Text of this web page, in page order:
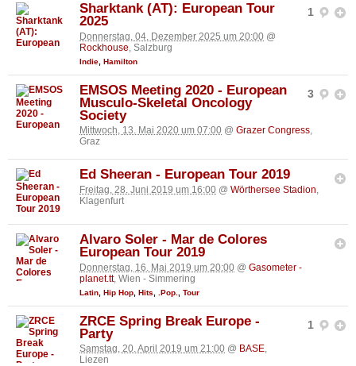
1
Sharktank (AT): European Tour
2025
Donnerstag, 04. Dezember 2025 um 20:00 @
Rockhouse, Salzburg
Indie Hamilton
3
EMSOS Meeting 2020 - European
Musculo-Skeletal Oncology
Society
Mittwoch, 13. Mai 2020 um 07:00 @ Grazer Congress,
Graz
Ed Sheeran - European Tour 2019
Freitag, 28. Juni 2019 um 16:00 @ Wörthersee Stadion
Klagenfurt
Alvaro Soler - Mar de Colores
European Tour 2019
Donnerstag, 16. Mai 2019 um 20:00 @ Gasometer -
planet.tt, Wien - Simmering
Latin Hip Hop Hits .Pop. Tour
1
ZRCE Spring Break Europe -
Party
Samstag, 20. April 2019 um 21:00 @ BASE,
Liezen